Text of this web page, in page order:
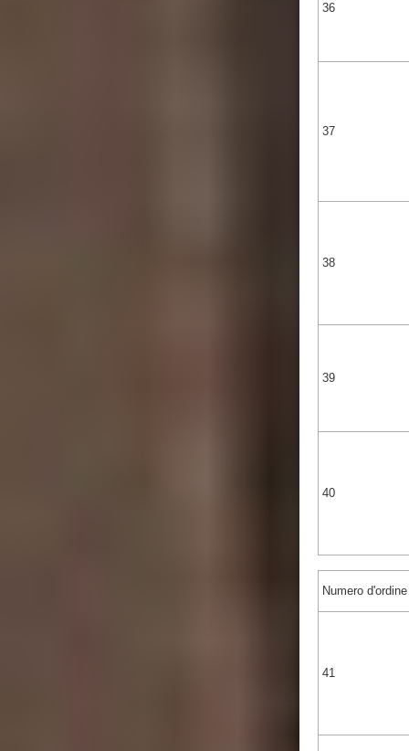
36
37
38
39
40
Numero d'ordine
41